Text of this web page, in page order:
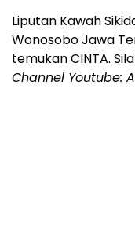
Liputan Kawah
Wonosobo Jawa
temukan CINTA.
Channel Youtube: